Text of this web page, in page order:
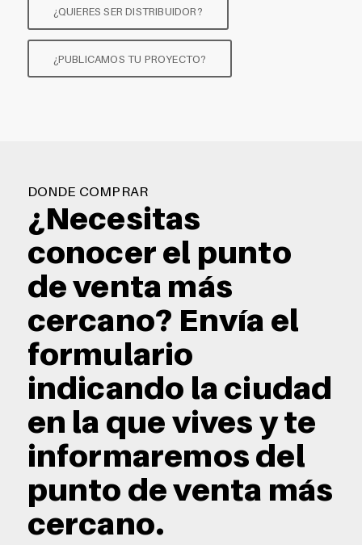
¿QUIERES SER DISTRIBUIDOR?
¿PUBLICAMOS TU PROYECTO?
DONDE COMPRAR
¿Necesitas
conocer el punto
de venta más
cercano? Envía el
formulario
indicando la ciudad
en la que vives y te
informaremos del
punto de venta más
cercano.